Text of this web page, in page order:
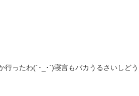
ったわ(´･_･`)寝言もバカうるさいしどう